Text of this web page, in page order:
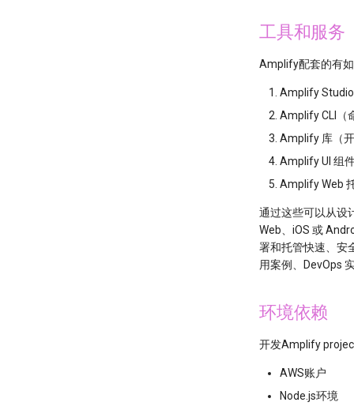
工具和服务
Amplify配套的有
Amplify
Amplify CLI（
Amplify 库（
Amplify UI 组
Amplify Web
通过这些可以从设
Web、iOS 或
署和托管快速、安
用案例、DevOps
环境依赖
开发Amplify
AWS账户
Node.js环境